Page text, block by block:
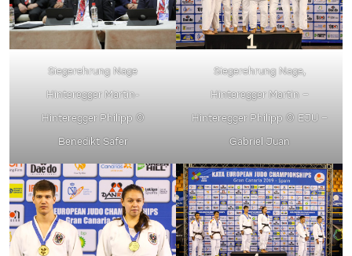
Siegerehrung Nage
Hinteregger Martin-
Hinteregger Philipp ©
Benedikt Safer
Siegerehrung Nage,
Hinteregger Martin –
Hinteregger Philipp © EJU –
Gabriel Juan